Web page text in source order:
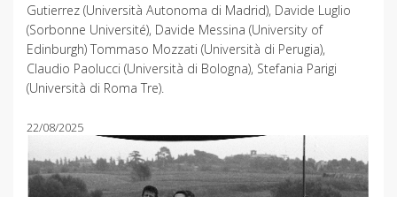
Gutierrez (Università Autonoma di Madrid), Davide Luglio
(Sorbonne Université), Davide Messina (University of
Edinburgh) Tommaso Mozzati (Università di Perugia),
Claudio Paolucci (Università di Bologna), Stefania Parigi
(Università di Roma Tre).
22/08/2025